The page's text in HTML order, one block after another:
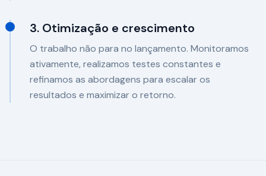
3. Otimização e crescimento
O trabalho não para no lançamento. Monitoramos
ativamente, realizamos testes constantes e
refinamos as abordagens para escalar os
resultados e maximizar o retorno.